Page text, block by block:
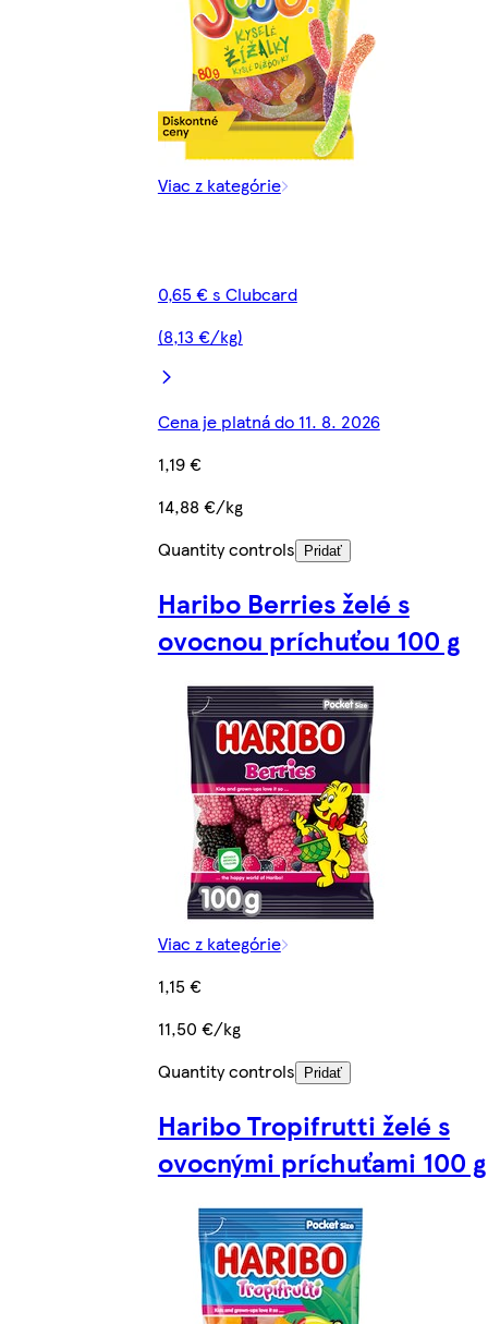
Viac z kategórie
0,65 € s Clubcard
(8,13 €/kg)
Cena je platná do 11. 8. 2026
1,19 €
14,88 €/kg
Quantity controls
Pridať
Haribo Berries želé s
ovocnou príchuťou 100 g
Viac z kategórie
1,15 €
11,50 €/kg
Quantity controls
Pridať
Haribo Tropifrutti želé s
ovocnými príchuťami 100 g